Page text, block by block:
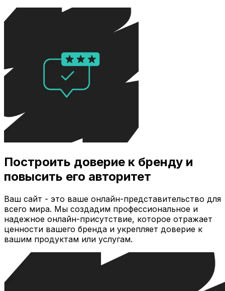
Построить доверие к бренду и
повысить его авторитет
Ваш сайт - это ваше онлайн-представительство для
всего мира. Мы создадим профессиональное и
надежное онлайн-присутствие, которое отражает
ценности вашего бренда и укрепляет доверие к
вашим продуктам или услугам.